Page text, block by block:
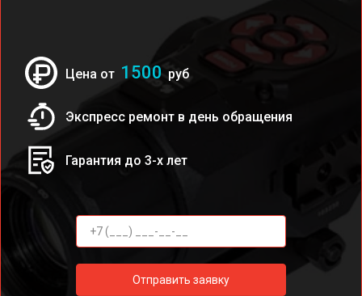
Цена от 1500 руб
Экспресс ремонт в день обращения
Гарантия до 3-х лет
Отправить заявку